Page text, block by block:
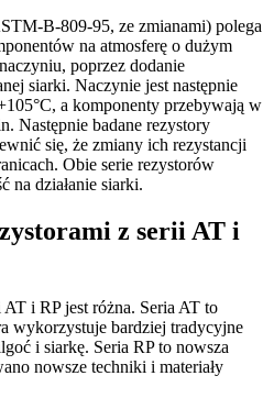
B-809-95, ze zmianami) polega
na atmosferę o dużym
poprzez dodanie
siarki. Naczynie jest następnie
a komponenty przebywają w
Następnie badane rezystory
się, że zmiany ich rezystancji
Obie serie rezystorów
na działanie siarki.
z serii AT i
i RP jest różna. Seria AT to
wykorzystuje bardziej tradycyjne
i siarkę. Seria RP to nowsza
nowsze techniki i materiały